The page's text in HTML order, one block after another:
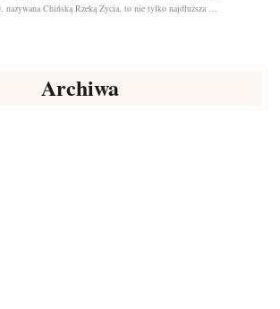
nazywana Chińską Rzeką Życia, to nie tylko najdłuższa …
Archiwa